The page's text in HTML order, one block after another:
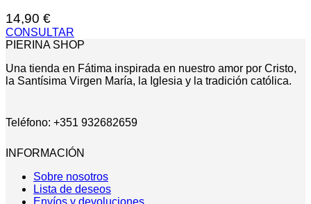
14,90 €
CONSULTAR
PIERINA SHOP
Una tienda en Fátima inspirada en nuestro amor por Cristo,
la Santísima Virgen María, la Iglesia y la tradición católica.
Teléfono: +351 932682659
INFORMACIÓN
Sobre nosotros
Lista de deseos
Envíos y devoluciones